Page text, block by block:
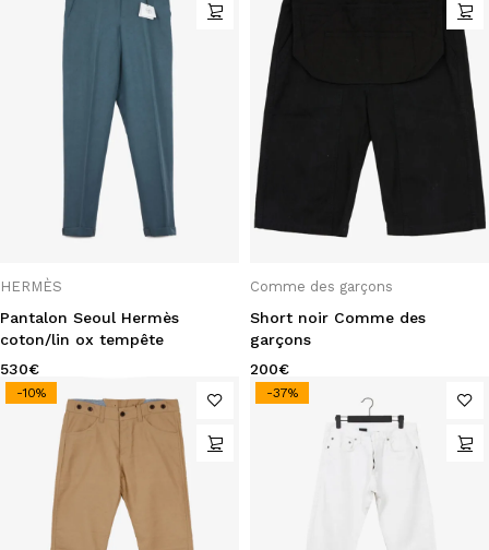
HERMÈS
Pantalon Seoul Hermès
coton/lin ox tempête
530€
Comme des garçons
Short noir Comme des
garçons
200€
-10% -37%